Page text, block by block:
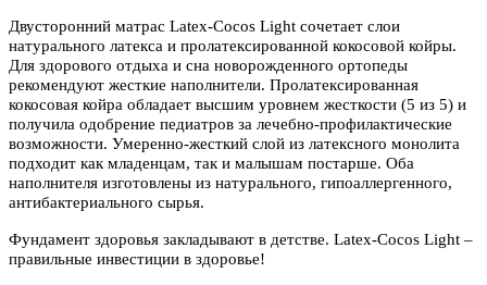
Двусторонний матрас Latex-Cocos Light сочетает слои
натурального латекса и пролатексированной кокосовой койры.
Для здорового отдыха и сна новорожденного ортопеды
рекомендуют жесткие наполнители. Пролатексированная
кокосовая койра обладает высшим уровнем жесткости (5 из 5) и
получила одобрение педиатров за лечебно-профилактические
возможности. Умеренно-жесткий слой из латексного монолита
подходит как младенцам, так и малышам постарше. Оба
наполнителя изготовлены из натурального, гипоаллергенного,
антибактериального сырья.
Фундамент здоровья закладывают в детстве. Latex-Cocos Light –
правильные инвестиции в здоровье!